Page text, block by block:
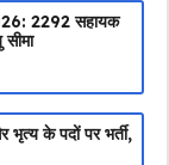
2292 सहायक
के पदों पर भर्ती,